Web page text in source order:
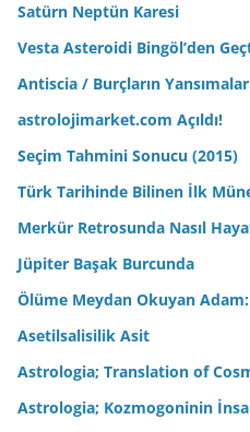
Satürn Neptün Karesi
Vesta Asteroidi Bingöl’den
Antiscia / Burçların
astrolojimarket.com Açıldı!
Seçim Tahmini Sonucu (2015)
Türk Tarihinde Bilinen İlk
Merkür Retrosunda Nasıl
Jüpiter Başak Burcunda
Ölüme Meydan Okuyan
Asetilsalisilik Asit
Astrologia; Translation of
Astrologia; Kozmogoninin